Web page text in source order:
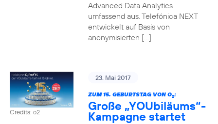
Advanced Data Analytics
umfassend aus. Telefónica NEXT
entwickelt auf Basis von
anonymisierten […]
Credits: o2
23. Mai 2017
ZUM 15. GEBURTSTAG VON O2:
Große „YOUbiläums“-
Kampagne startet